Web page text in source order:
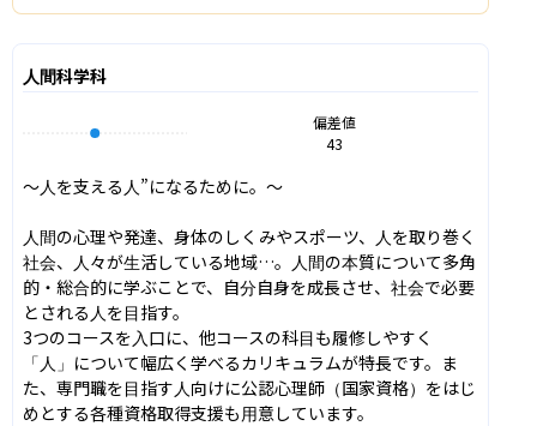
人間科学科
偏差値
43
〜人を支える人”になるために。〜
人間の心理や発達、身体のしくみやスポーツ、人を取り巻く
社会、人々が生活している地域…。人間の本質について多角
的・総合的に学ぶことで、自分自身を成長させ、社会で必要
とされる人を目指す。
3つのコースを入口に、他コースの科目も履修しやすく
「人」について幅広く学べるカリキュラムが特長です。ま
た、専門職を目指す人向けに公認心理師（国家資格）をはじ
めとする各種資格取得支援も用意しています。